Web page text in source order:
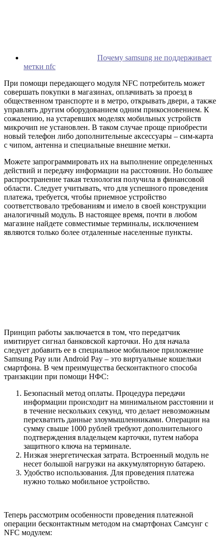
Почему samsung не поддерживает
метки nfc
При помощи передающего модуля NFC потребитель может
совершать покупки в магазинах, оплачивать за проезд в
общественном транспорте и в метро, открывать двери, а также
управлять другим оборудованием одним прикосновением. К
сожалению, на устаревших моделях мобильных устройств
микрочип не установлен. В таком случае проще приобрести
новый телефон либо дополнительные аксессуары – сим-карта
с чипом, антенна и специальные внешние метки.
Можете запрограммировать их на выполнение определенных
действий и передачу информации на расстоянии. Но большее
распространение такая технология получила в финансовой
области. Следует учитывать, что для успешного проведения
платежа, требуется, чтобы приемное устройство
соответствовало требованиям и имело в своей конструкции
аналогичный модуль. В настоящее время, почти в любом
магазине найдете совместимые терминалы, исключением
являются только более отдаленные населенные пункты.
Принцип работы заключается в том, что передатчик
имитирует сигнал банковской карточки. Но для начала
следует добавить ее в специальное мобильное приложение
Samsung Pay или Android Pay – это виртуальные кошельки
смартфона. В чем преимущества бесконтактного способа
транзакции при помощи НФС:
Безопасный метод оплаты. Процедура передачи
информации происходит на минимальном расстоянии и
в течение нескольких секунд, что делает невозможным
перехватить данные злоумышленниками. Операции на
сумму свыше 1000 рублей требуют дополнительного
подтверждения владельцем карточки, путем набора
защитного ключа на терминале.
Низкая энергетическая затрата. Встроенный модуль не
несет большой нагрузки на аккумуляторную батарею.
Удобство использования. Для проведения платежа
нужно только мобильное устройство.
Теперь рассмотрим особенности проведения платежной
операции бесконтактным методом на смартфонах Самсунг с
NFC модулем: